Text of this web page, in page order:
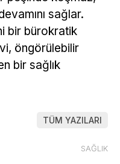
sağlar.
bir bürokratik
öngörülebilir
bir sağlık
TÜM YAZILARI
SAĞLIK